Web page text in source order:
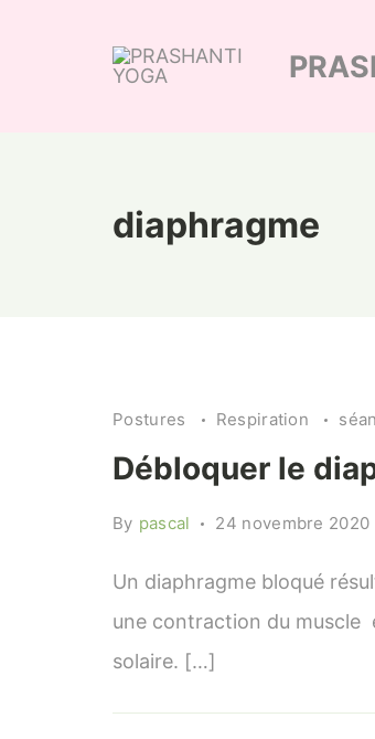
diaphragme
Postures Respiration
Débloquer le
By pascal 24 novembre 2020
Un diaphragme bloqué
une contraction du muscle
solaire. […]